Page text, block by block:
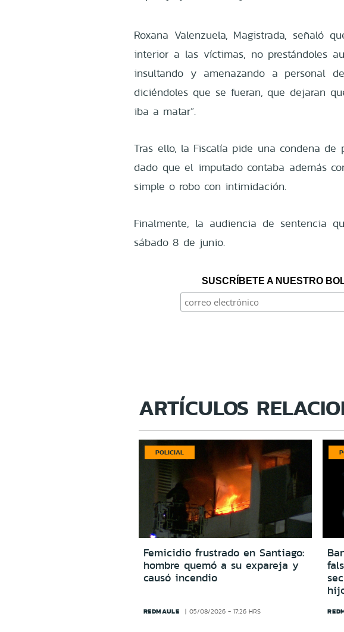
Roxana Valenzuela, Magistrada, señaló
interior a las víctimas, no prestándoles
insultando y amenazando a personal
diciéndoles que se fueran, que dejaran
iba a matar”.
Tras ello, la Fiscalía pide una condena de
dado que el imputado contaba además
simple o robo con intimidación.
Finalmente, la audiencia de sentencia
sábado 8 de junio.
SUSCRÍBETE A NUESTRO
ARTÍCULOS
POLICIAL
Femicidio frustrado en Santiago:
hombre quemó a su expareja y
causó incendio
REDMAULE 05/08/2026 - 17:26 HRS